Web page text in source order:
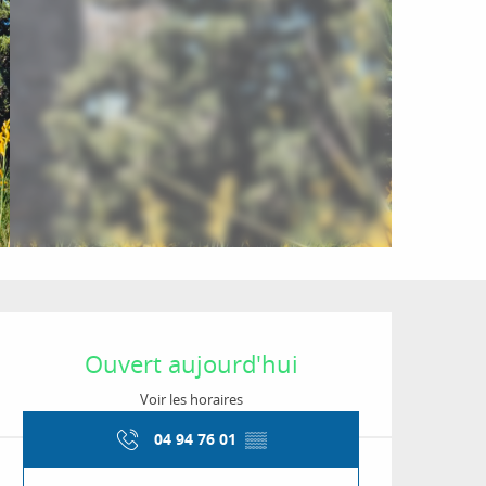
Ouverture et
Ouvert aujourd'hui
Voir les horaires
04 94 76 01 ▒▒